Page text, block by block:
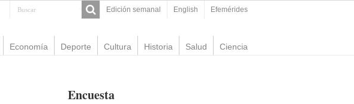
Edición semanal English Efemérides
Economía Deporte Cultura Historia Salud Ciencia
Encuesta